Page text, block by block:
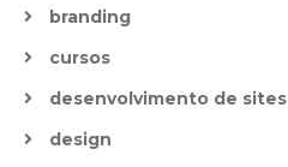
branding
cursos
desenvolvimento de sites
design